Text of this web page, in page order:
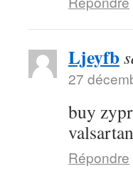
Ljeyfb
27
buy
Répondre